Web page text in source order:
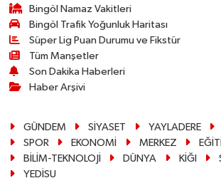
Bingöl Namaz Vakitleri
Bingöl Trafik Yoğunluk Haritası
Süper Lig Puan Durumu ve Fikstür
Tüm Manşetler
Son Dakika Haberleri
Haber Arşivi
GÜNDEM SİYASET YAYLADERE
SPOR
EKONOMİ MERKEZ
BİLİM-TEKNOLOJİ
DÜNYA KİĞI
YEDİSU